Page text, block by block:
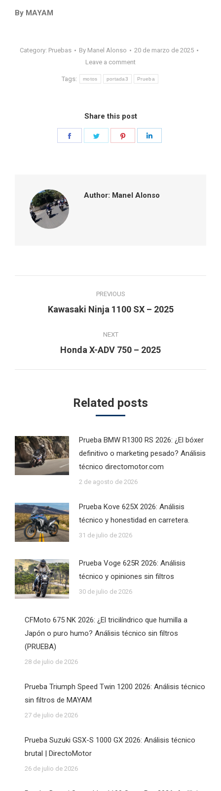
By MAYAM
Category: Pruebas By Manel Alonso
20 de marzo de 2025
Leave a comment
Tags: motos portada3 Prueba
Share this post
Author: Manel Alonso
navigation
PREVIOUS
Previous
Kawasaki Ninja 1100 SX – 2025
NEXT
Next
Honda X-ADV 750 – 2025
Related posts
Prueba BMW R1300 RS 2026: ¿El bóxer
definitivo o marketing pesado? Análisis
técnico directomotor.com
2 de agosto de 2026
Prueba Kove 625X 2026: Análisis
técnico y honestidad en carretera.
31 de julio de 2026
Prueba Voge 625R 2026: Análisis
técnico y opiniones sin filtros
30 de julio de 2026
CFMoto 675 NK 2026: ¿El tricilíndrico que humilla a
Japón o puro humo? Análisis técnico sin filtros
(PRUEBA)
28 de julio de 2026
Prueba Triumph Speed Twin 1200 2026: Análisis técnico
sin filtros de MAYAM
27 de julio de 2026
Prueba Suzuki GSX-S 1000 GX 2026: Análisis técnico
brutal | DirectoMotor
26 de julio de 2026